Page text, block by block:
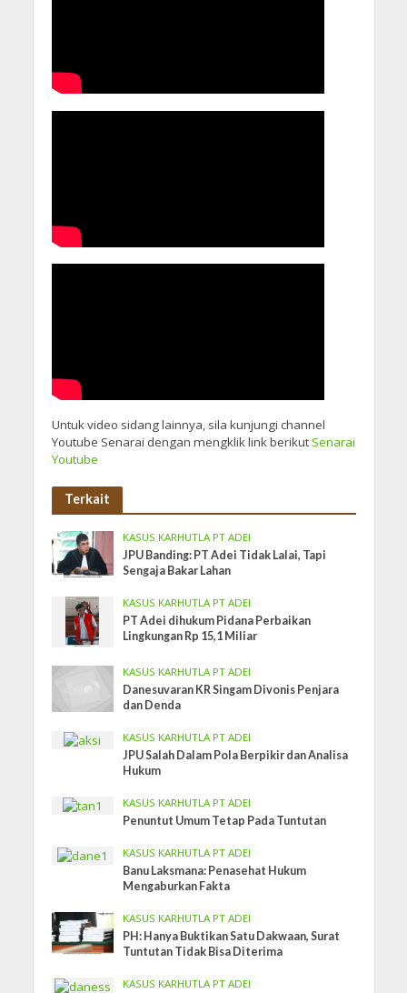
Untuk video sidang lainnya, sila kunjungi channel
Youtube Senarai dengan mengklik link berikutSenarai
Youtube
Terkait
KASUS KARHUTLA PT ADEI
JPU Banding: PT Adei Tidak Lalai, Tapi
Sengaja Bakar Lahan
KASUS KARHUTLA PT ADEI
PT Adei dihukum Pidana Perbaikan
Lingkungan Rp 15,1 Miliar
KASUS KARHUTLA PT ADEI
Danesuvaran KR Singam Divonis Penjara
dan Denda
KASUS KARHUTLA PT ADEI
JPU Salah Dalam Pola Berpikir dan Analisa
Hukum
KASUS KARHUTLA PT ADEI
Penuntut Umum Tetap Pada Tuntutan
KASUS KARHUTLA PT ADEI
Banu Laksmana: Penasehat Hukum
Mengaburkan Fakta
KASUS KARHUTLA PT ADEI
PH: Hanya Buktikan Satu Dakwaan, Surat
Tuntutan Tidak Bisa Diterima
KASUS KARHUTLA PT ADEI